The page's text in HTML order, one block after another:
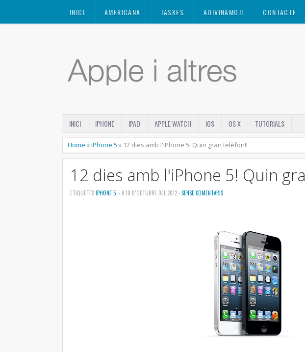
INICI AMERICANA TASKES ADIVINAMOJI CONTACTE
INICI IPHONE IPAD APPLE WATCH IOS OS X TUTORIALS
Home »iPhone 5 » 12 dies amb l'iPhone 5! Quin gran telèfon!!
12 dies amb l'iPhone 5! Quin
ETIQUETESIPHONE 5 - A 10 D’OCTUBRE DEL 2012 -SENSE COMENTARIS